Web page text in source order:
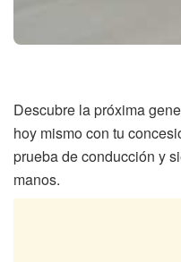
Descubre la próxima
hoy mismo con tu
prueba de conducción y
manos.